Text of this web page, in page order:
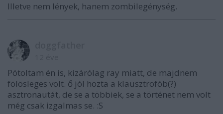
Illetve nem lények, hanem zombilegénység.
Pótoltam én is, kizárólag ray miatt, de majdnem
fölösleges volt. ő jól hozta a klausztrofób(?)
asztronautát, de se a többiek, se a történet nem volt
még csak izgalmas se. :S